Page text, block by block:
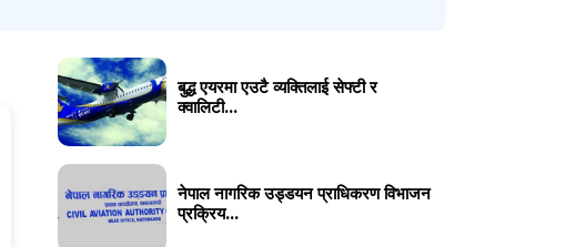
बुद्ध एयरमा एउटै व्यक्तिलाई सेफ्टी र
क्वालिटी...
नेपाल नागरिक उड्डयन प्राधिकरण विभाजन
प्रक्रिय...